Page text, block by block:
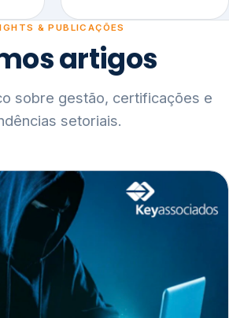
& PUBLICAÇÕES
artigos
sobre gestão, certificações e
setoriais.